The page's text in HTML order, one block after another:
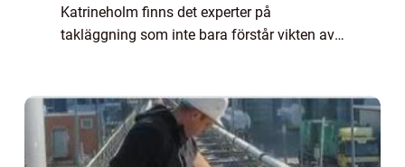
Katrineholm finns det experter på
takläggning som inte bara förstår vikten av